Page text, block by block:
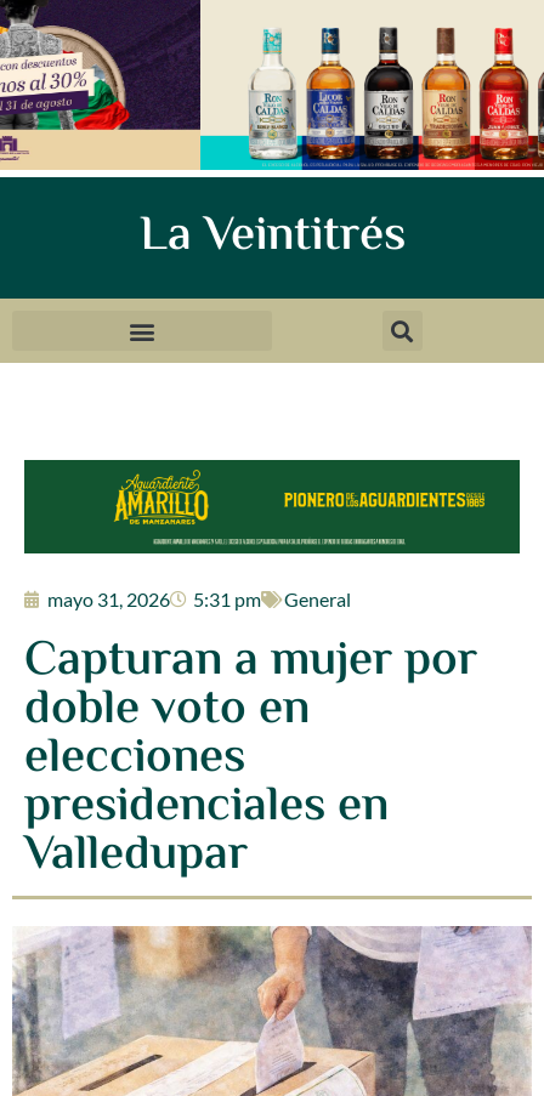
La Veintitrés
mayo 31, 2026 5:31 pm General
Capturan a mujer por
doble voto en
elecciones
presidenciales en
Valledupar